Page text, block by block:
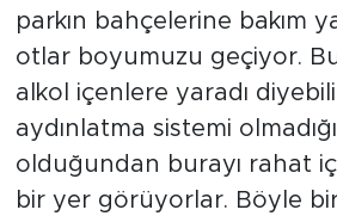
parkın bahçelerine bakım
otlar boyumuzu geçiyor.
alkol içenlere yaradı
aydınlatma sistemi
olduğundan burayı rahat
bir yer görüyorlar. Böyle